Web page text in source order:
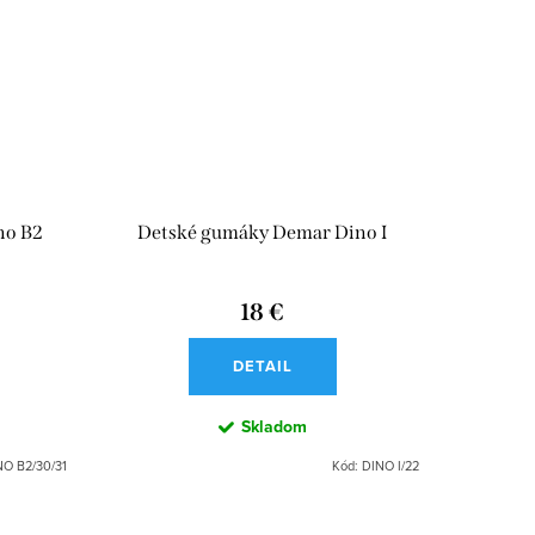
B2
B2/30/31
Detské gumáky Demar Dino I
18 €
DETAIL
Skladom
Kód: DINO I/22